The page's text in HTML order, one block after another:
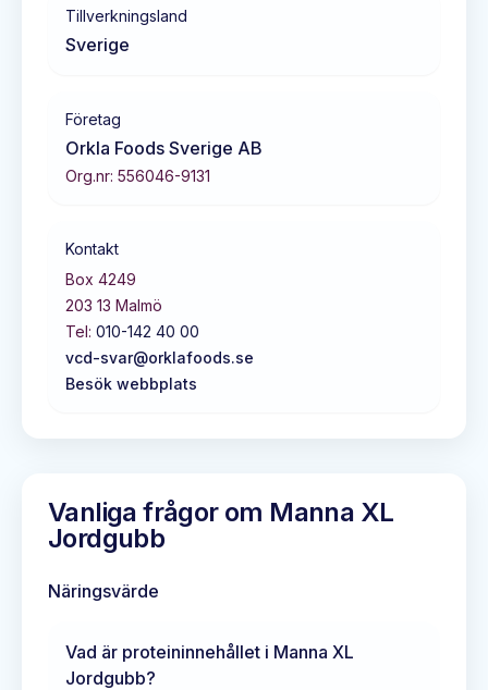
Tillverkningsland
Sverige
Företag
Orkla Foods Sverige AB
Org.nr: 556046-9131
Kontakt
Box 4249
203 13 Malmö
Tel: 010-142 40 00
vcd-svar@orklafoods.se
Besök webbplats
Vanliga frågor om Manna XL
Jordgubb
Näringsvärde
Vad är proteininnehållet i Manna XL
Jordgubb?